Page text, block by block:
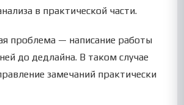
в практической части.
проблема — написание работы
до дедлайна. В таком случае
замечаний практически